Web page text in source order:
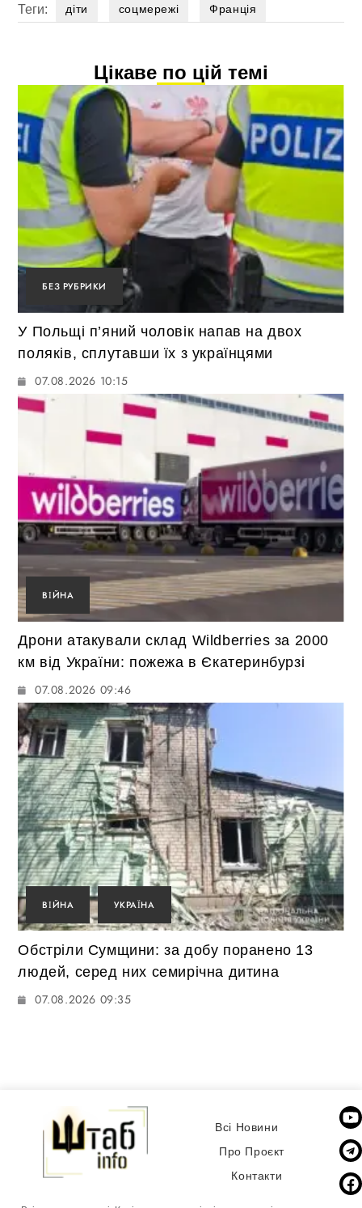
Теги: діти соцмережі Франція
Цікаве по цій темі
БЕЗ РУБРИКИ
У Польщі п’яний чоловік напав на двох
поляків, сплутавши їх з українцями
07.08.2026 10:15
ВІЙНА
Дрони атакували склад Wildberries за 2000
км від України: пожежа в Єкатеринбурзі
07.08.2026 09:46
ВІЙНА УКРАЇНА
Обстріли Сумщини: за добу поранено 13
людей, серед них семирічна дитина
07.08.2026 09:35
Всі Новини
Про Проєкт
Контакти